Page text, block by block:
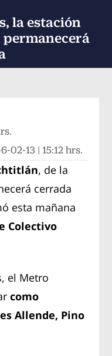
la estación
EmailFacebook
mediante Twitter
actual mediante
02-13 | 15:12 hrs.
, de la
cerrada
esta mañana
Colectivo
el Metro
como
Allende, Pino